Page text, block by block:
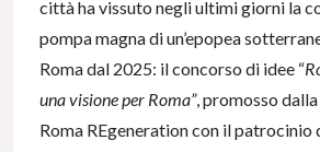
città ha vissuto negli ultimi giorni la
pompa magna di un’epopea
Roma dal 2025: il concorso di idee “
una visione per Roma”, promosso
Roma REgeneration con il patrocinio